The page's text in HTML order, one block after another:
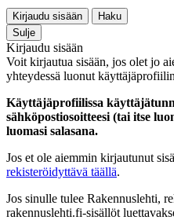
Kirjaudu sisään
Haku
Sulje
Kirjaudu sisään
Voit kirjautua sisään, jos olet jo
yhteydessä luonut käyttäjäprofiilin
Käyttäjäprofiilissa
sähköpostiosoitteesi (tai itse
luomasi salasana.
Jos et ole aiemmin kirjautunut
rekisteröidyttävä täällä.
Jos sinulle tulee Rakennuslehti,
rakennuslehti.fi-sisällöt